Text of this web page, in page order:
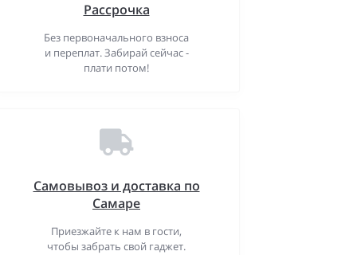
Рассрочка
Без первоначального взноса
и переплат. Забирай сейчас -
плати потом!
Самовывоз и доставка по
Самаре
Приезжайте к нам в гости,
чтобы забрать свой гаджет.